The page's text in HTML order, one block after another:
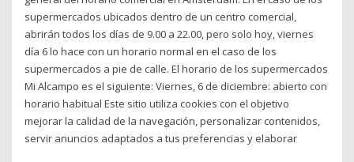
supermercados ubicados dentro de un centro comercial,
abrirán todos los días de 9.00 a 22.00, pero solo hoy, viernes
día 6 lo hace con un horario normal en el caso de los
supermercados a pie de calle. El horario de los supermercados
Mi Alcampo es el siguiente: Viernes, 6 de diciembre: abierto con
horario habitual Este sitio utiliza cookies con el objetivo
mejorar la calidad de la navegación, personalizar contenidos,
servir anuncios adaptados a tus preferencias y elaborar